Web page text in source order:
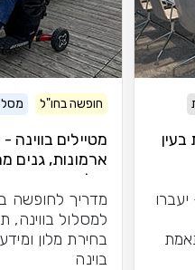
חופשה בחו"ל
מטיילים בווינה
ארמונות, גנים
וקלאסיקה
מדריך לחופשה
למסלול בווינה,
בחירת מלון
בוינה